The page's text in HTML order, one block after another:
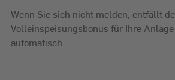
Wenn Sie sich nicht melden, entfällt
Volleinspeisungsbonus für Ihre
automatisch.